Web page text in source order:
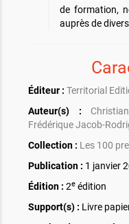
de formation,
auprès de
Éditeur : Territorial
Auteur(s) :
Frédérique Jacob-
Collection : Les 100
Publication : 1 janvier
Édition : 2e édition
Support(s) : Livre